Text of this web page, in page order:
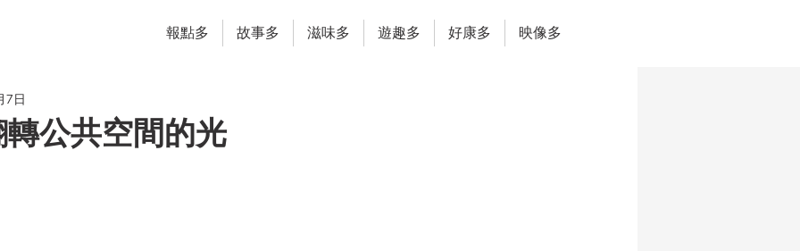
報點多 故事多 滋味多 遊趣多 好康多 映像多
公共空間的光
7日